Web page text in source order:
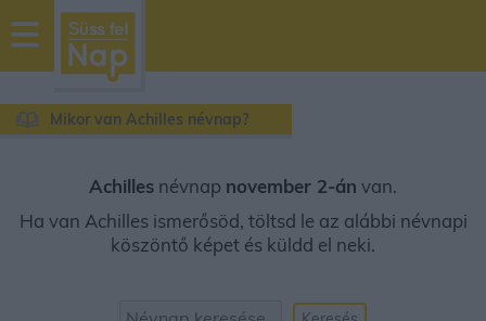
sussfelnap.hu
időjárás
Mikor van Achilles névnap?
Achilles névnap november 2-án van.
Ha van Achilles ismerősöd, töltsd le az alábbi névnapi
köszöntő képet és küldd el neki.